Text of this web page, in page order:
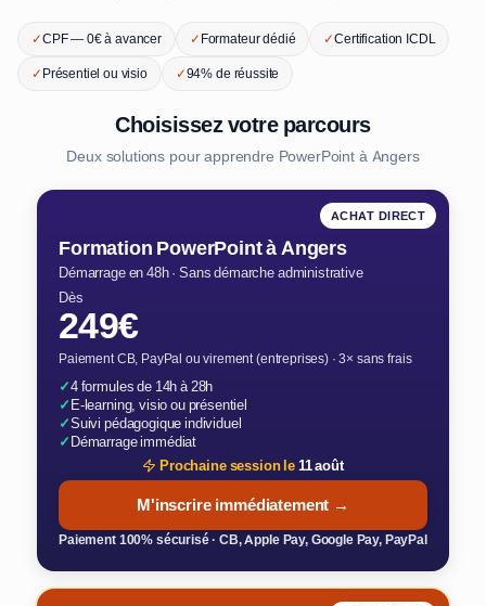
✓CPF — 0€ à avancer ✓Formateur dédié ✓Certification ICDL
✓Présentiel ou visio ✓94% de réussite
Choisissez votre parcours
Deux solutions pour apprendre PowerPoint à Angers
ACHAT DIRECT
Formation PowerPoint à Angers
Démarrage en 48h · Sans démarche administrative
Dès
249€
Paiement CB, PayPal ou virement (entreprises) · 3× sans frais
✓4 formules de 14h à 28h
✓E-learning, visio ou présentiel
✓Suivi pédagogique individuel
✓Démarrage immédiat
Prochaine session le11 août
M'inscrire immédiatement →
Paiement 100% sécurisé · CB, Apple Pay, Google Pay, PayPal